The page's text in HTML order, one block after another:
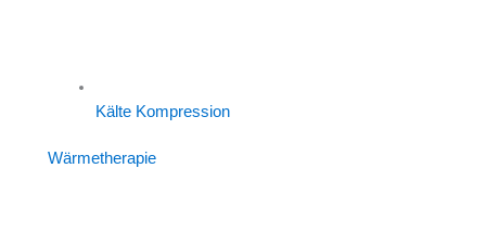
Kälte Kompression
Wärmetherapie